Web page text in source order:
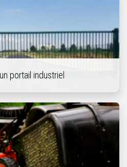
portail industriel